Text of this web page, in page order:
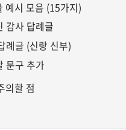
예시 모음 (15가지)
감사 답례글
례글 (신랑 신부)
문구 추가
의할 점